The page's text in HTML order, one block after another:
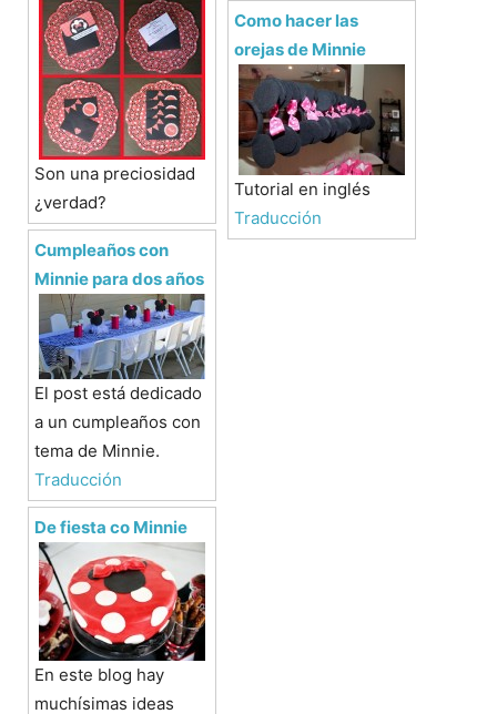
Son una preciosidad
¿verdad?
Cumpleaños con
Minnie para dos años
El post está dedicado
a un cumpleaños con
tema de Minnie.
Traducción
De fiesta co Minnie
En este blog hay
muchísimas ideas
Como hacer las
orejas de Minnie
Tutorial en inglés
Traducción